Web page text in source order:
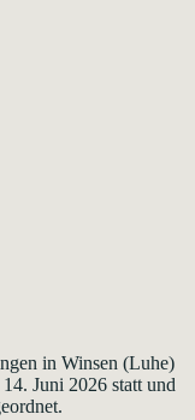
in Winsen (Luhe)
Juni 2026 statt und